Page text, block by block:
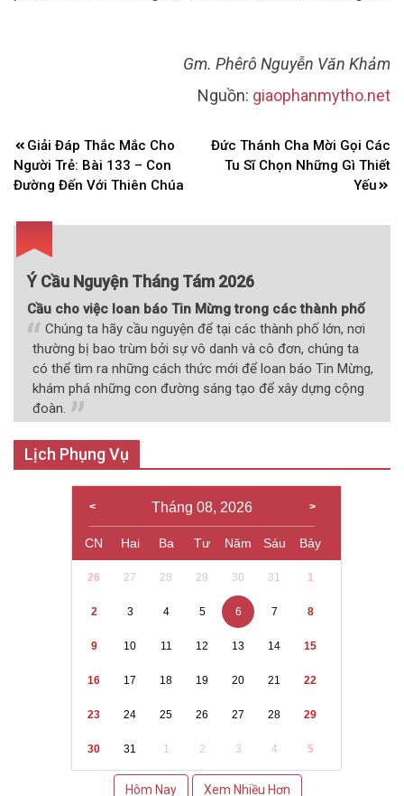
Gm. Phêrô Nguyễn Văn Khảm
Nguồn: giaophanmytho.net
Điều
hướng
bài
Giải Đáp Thắc Mắc Cho
Người Trẻ: Bài 133 – Con
Đường Đến Với Thiên Chúa
Đức Thánh Cha Mời Gọi Các
Tu Sĩ Chọn Những Gì Thiết
Yếu
Ý Cầu Nguyện Tháng Tám 2026
Cầu cho việc loan báo Tin Mừng trong các thành phố
Chúng ta hãy cầu nguyện để tại các thành phố lớn, nơi
thường bị bao trùm bởi sự vô danh và cô đơn, chúng ta
có thể tìm ra những cách thức mới để loan báo Tin Mừng,
khám phá những con đường sáng tạo để xây dựng cộng
đoàn.
Lịch Phụng Vụ
Tháng 08, 2026
CN Hai Ba Tư Năm Sáu Bảy
26 27 28 29 30 31 1
2 3 4 5 6 7 8
9 10 11 12 13 14 15
16 17 18 19 20 21 22
23 24 25 26 27 28 29
30 31 1 2 3 4 5
Hôm Nay Xem Nhiều Hơn